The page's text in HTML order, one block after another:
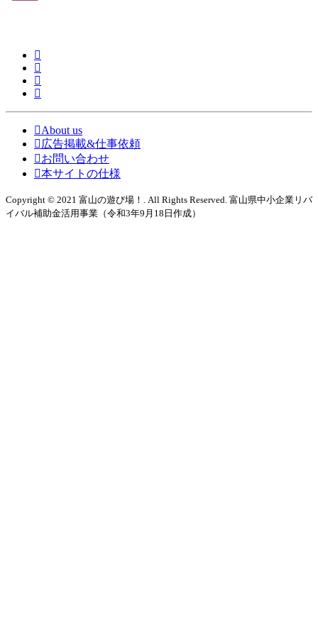
About us
広告掲載&仕事依頼
お問い合わせ
本サイトの仕様
Copyright © 2021 富山の遊び場！. All Rights Reserved. 富山県中小企業リバ
イバル補助金活用事業（令和3年9月18日作成）